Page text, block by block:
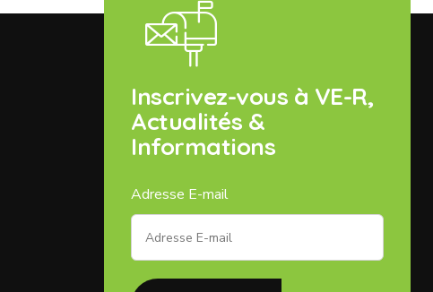
Inscrivez-vous à VE-R,
Actualités &
Informations
Adresse E-mail